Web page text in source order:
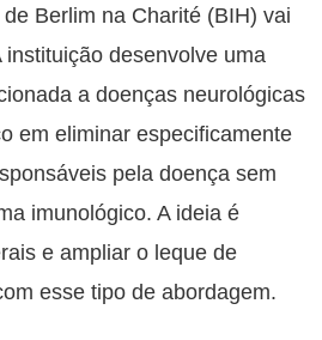
Berlim na Charité (BIH) vai
desenvolve uma
a doenças neurológicas
em eliminar especificamente
pela doença sem
imunológico. A ideia é
e ampliar o leque de
esse tipo de abordagem.